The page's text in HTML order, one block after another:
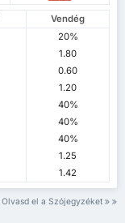
Vendég
20%
1.80
0.60
1.20
40%
40%
40%
1.25
1.42
el a Szójegyzéket